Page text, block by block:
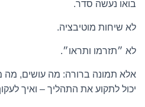
בואו נעשה סדר.
לא שיחות מוטיבציה.
לא ״תזרמו ותראו״.
אלא תמונה ברורה: מה עושים, מה
יכול לתקוע את התהליך – ואיך